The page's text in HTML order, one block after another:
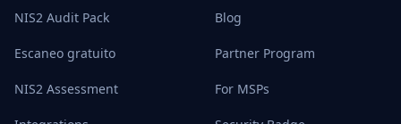
NIS2 Audit Pack
Escaneo gratuito
NIS2 Assessment
Blog
Partner Program
For MSPs